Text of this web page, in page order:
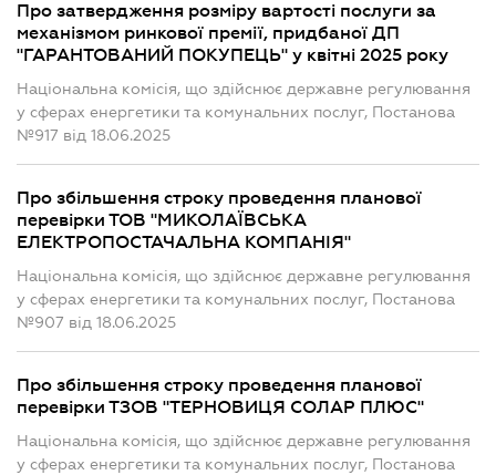
Про затвердження розміру вартості послуги за
механізмом ринкової премії, придбаної ДП
"ГАРАНТОВАНИЙ ПОКУПЕЦЬ" у квітні 2025 року
Національна комісія, що здійснює державне регулювання
у сферах енергетики та комунальних послуг, Постанова
№917 від 18.06.2025
Про збільшення строку проведення планової
перевірки ТОВ "МИКОЛАЇВСЬКА
ЕЛЕКТРОПОСТАЧАЛЬНА КОМПАНІЯ"
Національна комісія, що здійснює державне регулювання
у сферах енергетики та комунальних послуг, Постанова
№907 від 18.06.2025
Про збільшення строку проведення планової
перевірки ТЗОВ "ТЕРНОВИЦЯ СОЛАР ПЛЮС"
Національна комісія, що здійснює державне регулювання
у сферах енергетики та комунальних послуг, Постанова